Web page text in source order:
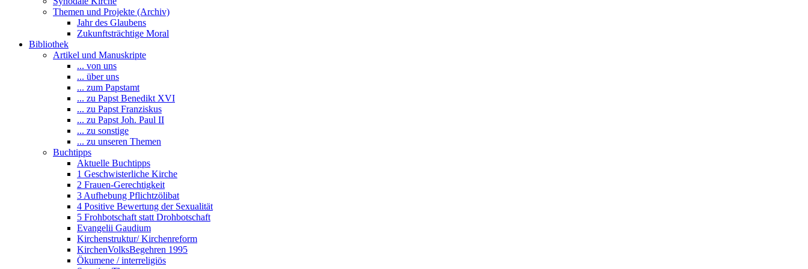
Themen und Projekte (Archiv)
Jahr des Glaubens
Zukunftsträchtige Moral
Bibliothek
Artikel und Manuskripte
... von uns
... über uns
... zum Papstamt
... zu Papst Benedikt XVI
... zu Papst Franziskus
... zu Papst Joh. Paul II
... zu sonstige
... zu unseren Themen
Buchtipps
Aktuelle Buchtipps
1 Geschwisterliche Kirche
2 Frauen-Gerechtigkeit
3 Aufhebung Pflichtzölibat
4 Positive Bewertung der Sexualität
5 Frohbotschaft statt Drohbotschaft
Evangelii Gaudium
Kirchenstruktur/ Kirchenreform
KirchenVolksBegehren 1995
Ökumene / interreligiös